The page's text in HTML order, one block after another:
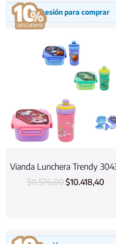
Inicia sesión para comprar
Vianda Lunchera Trendy
$11.576,00$10.418,40